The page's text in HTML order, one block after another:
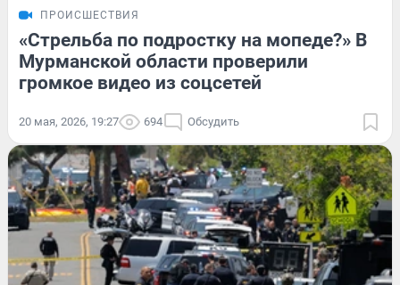
ПРОИСШЕСТВИЯ
«Стрельба по подростку на мопеде?» В
Мурманской области проверили
громкое видео из соцсетей
20 мая, 2026, 19:27 694 Обсудить